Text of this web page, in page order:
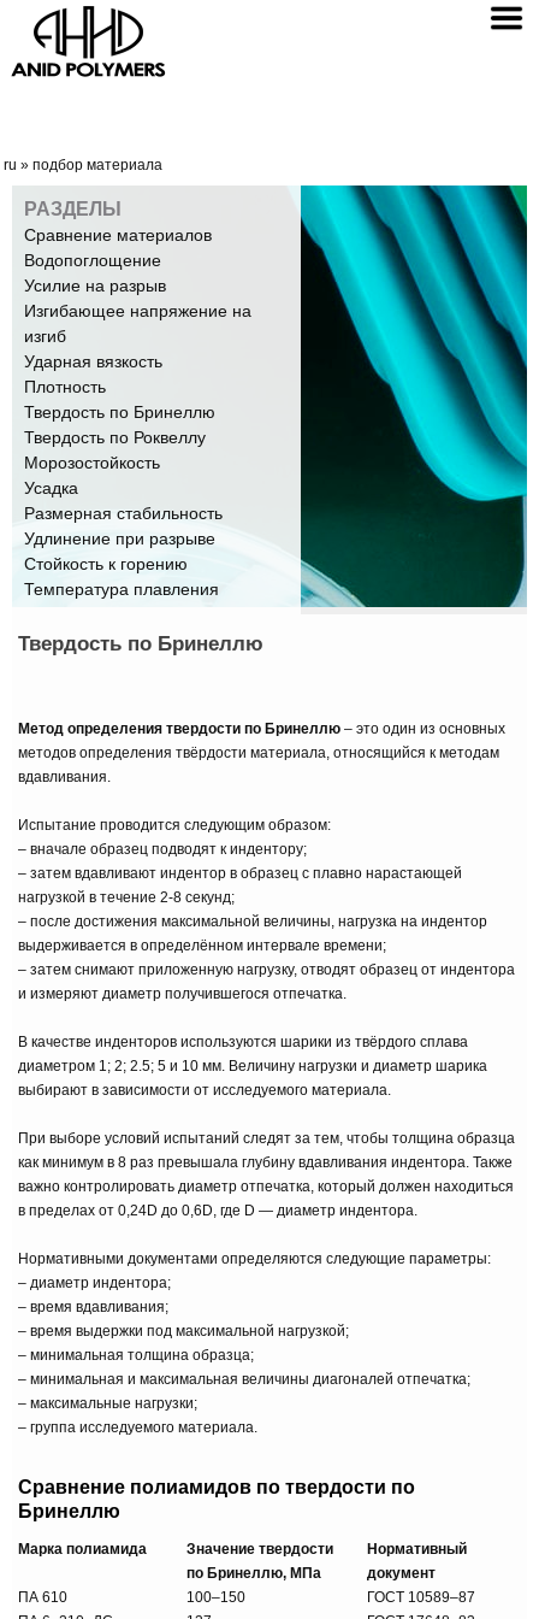
ru » подбор материала
РАЗДЕЛЫ
Сравнение материалов
Водопоглощение
Усилие на разрыв
Изгибающее напряжение на
изгиб
Ударная вязкость
Плотность
Твердость по Бринеллю
Твердость по Роквеллу
Морозостойкость
Усадка
Размерная стабильность
Удлинение при разрыве
Стойкость к горению
Температура плавления
Твердость по Бринеллю
Метод определения твердости по Бринеллю – это один из основных
методов определения твёрдости материала, относящийся к методам
вдавливания.
Испытание проводится следующим образом:
– вначале образец подводят к индентору;
– затем вдавливают индентор в образец с плавно нарастающей
нагрузкой в течение 2‑8 секунд;
– после достижения максимальной величины, нагрузка на индентор
выдерживается в определённом интервале времени;
– затем снимают приложенную нагрузку, отводят образец от индентора
и измеряют диаметр получившегося отпечатка.
В качестве инденторов используются шарики из твёрдого сплава
диаметром 1; 2; 2.5; 5 и 10 мм. Величину нагрузки и диаметр шарика
выбирают в зависимости от исследуемого материала.
При выборе условий испытаний следят за тем, чтобы толщина образца
как минимум в 8 раз превышала глубину вдавливания индентора. Также
важно контролировать диаметр отпечатка, который должен находиться
в пределах от 0,24D до 0,6D, где D — диаметр индентора.
Нормативными документами определяются следующие параметры:
– диаметр индентора;
– время вдавливания;
– время выдержки под максимальной нагрузкой;
– минимальная толщина образца;
– минимальная и максимальная величины диагоналей отпечатка;
– максимальные нагрузки;
– группа исследуемого материала.
Сравнение полиамидов по твердости по
Бринеллю
Марка полиамида
Значение твердости
по Бринеллю, МПа
Нормативный
документ
ПА 610
100‒150
ГОСТ 10589‒87